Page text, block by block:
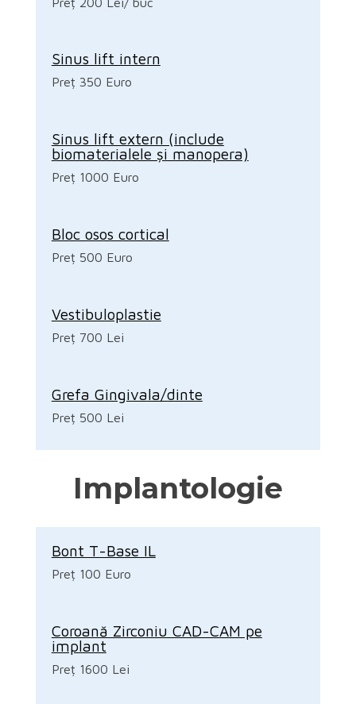
Sinus lift intern
Preț 350 Euro
Sinus lift extern (include
biomaterialele și manopera)
Preț 1000 Euro
Bloc osos cortical
Preț 500 Euro
Vestibuloplastie
Preț 700 Lei
Grefa Gingivala/dinte
Preț 500 Lei
Implantologie
Bont T-Base IL
Preț 100 Euro
Coroană Zirconiu CAD-CAM pe
implant
Preț 1600 Lei